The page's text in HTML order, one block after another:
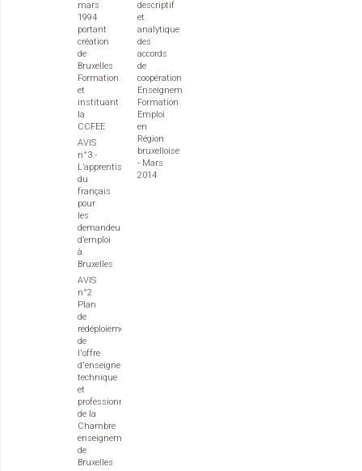
mars
1994
portant
création
de
Bruxelles
Formation
et
instituant
la
CCFEE
AVIS
n°3 -
L’apprentissage
du
français
pour
les
demandeurs
d’emploi
à
Bruxelles
AVIS
n°2
Plan
de
redéploiement
de
l'offre
d'enseignement
technique
et
professionnel
de la
Chambre
enseignement
de
Bruxelles
descriptif
et
analytique
des
accords
de
coopération
Enseignement
Formation
Emploi
en
Région
bruxelloise
- Mars
2014